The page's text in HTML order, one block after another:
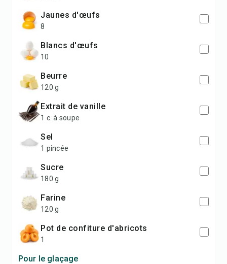
jaunes d'œufs
8
blancs d'œufs
10
beurre
120 g
extrait de vanille
1 c. à soupe
sel
1 pincée
sucre
180 g
farine
120 g
pot de confiture d'abricots
1
Pour le glaçage